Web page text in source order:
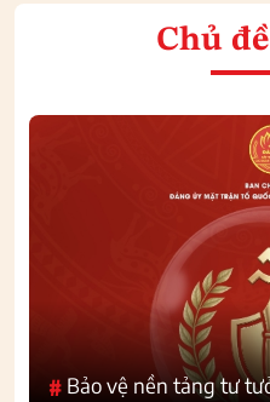
Chủ
# Bảo vệ nền tảng tư